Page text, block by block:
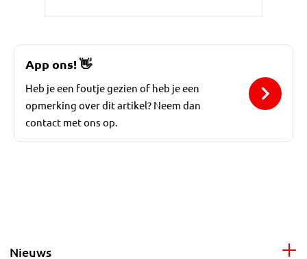
App ons!👋
Heb je een foutje gezien of heb je een
opmerking over dit artikel? Neem dan
contact met ons op.
Nieuws